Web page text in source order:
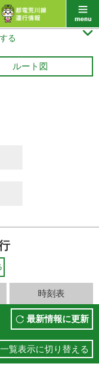
る 
ルート図
時刻表
最新情報に更新
覧表示に切り替える